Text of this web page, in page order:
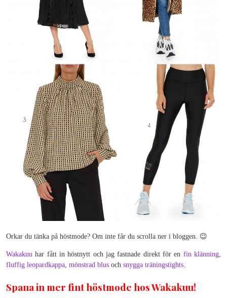
Orkar du tänka på höstmode? Om inte får du scrolla ner i bloggen. 😉
Wakakuu har fått in höstnytt och jag fastnade direkt för en fin klänning,
fluffig leopardkappa, mönstrad blus och snygga träningstights.
Spana in mer fint höstmode hos Wakakuu!